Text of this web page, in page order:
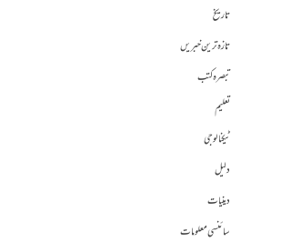
تاریخ
تازہ ترین خبریں
تبصرہ کتب
تعلیم
ٹیکنالوجی
دلیل
دینیات
سائنسی معلومات